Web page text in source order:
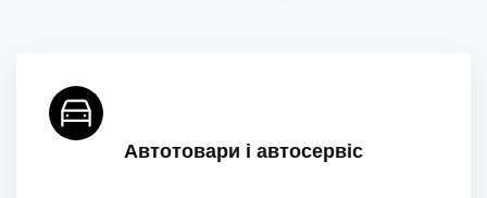
Автотовари і автосервіс